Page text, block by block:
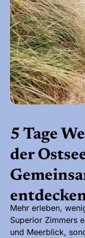
5 Tage
der
Mehr erleben,
Superior Zimmers
und Meerblick,